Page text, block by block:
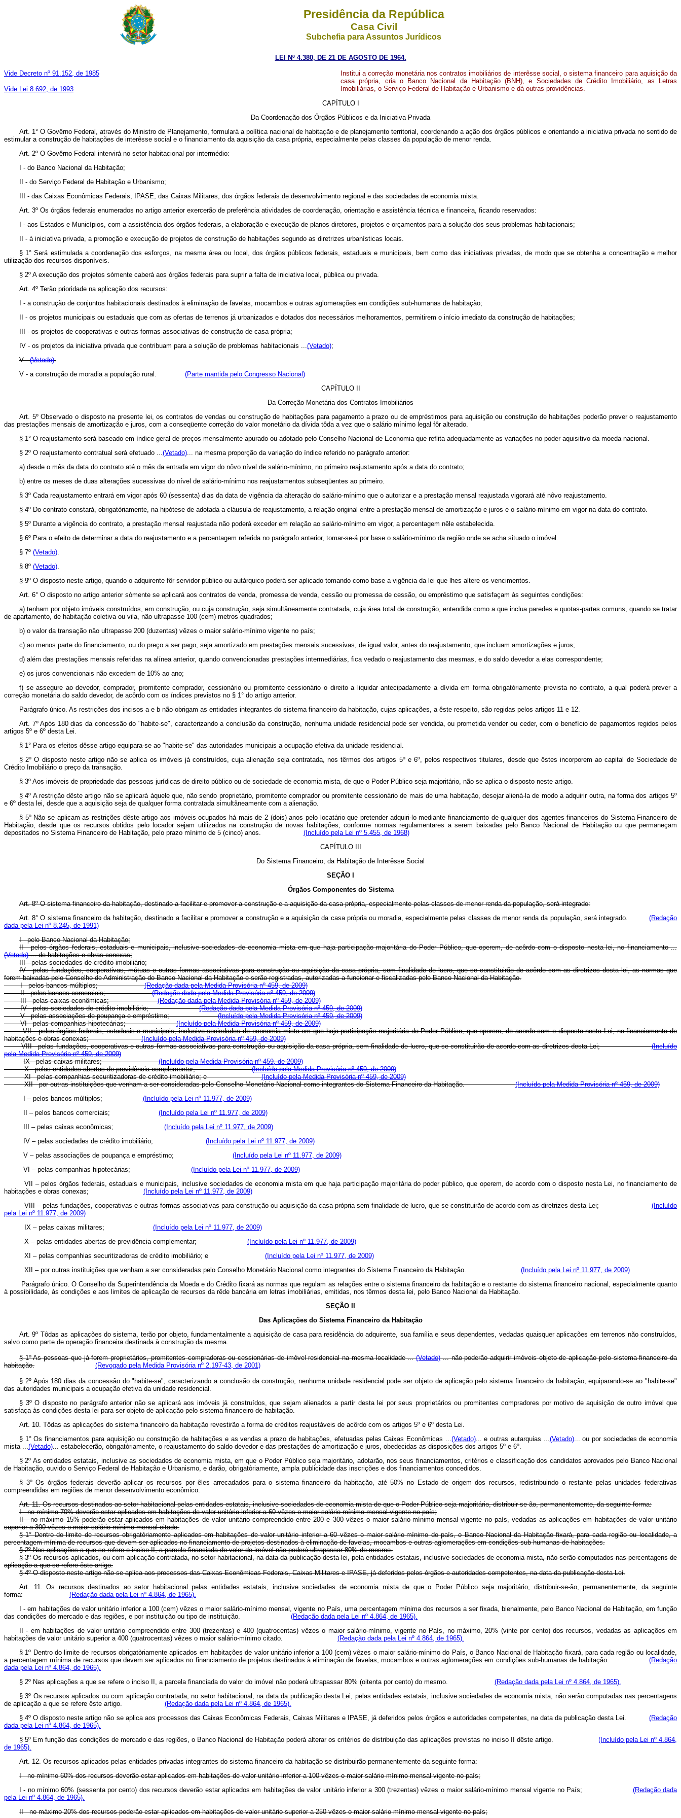
Presidência da República
Casa Civil
Subchefia para Assuntos Jurídicos
LEI Nº 4.380, DE 21 DE AGOSTO DE 1964.
Vide Decreto nº 91.152, de 1985
Vide Lei 8.692, de 1993
Institui a correção monetária nos contratos imobiliários de interêsse social, o sistema financeiro para aquisição da
casa própria, cria o Banco Nacional da Habitação (BNH), e Sociedades de Crédito Imobiliário, as Letras
Imobiliárias, o Serviço Federal de Habitação e Urbanismo e dá outras providências.
CAPÍTULO I
Da Coordenação dos Órgãos Públicos e da Iniciativa Privada
Art. 1° O Govêrno Federal, através do Ministro de Planejamento, formulará a política nacional de habitação e de planejamento territorial, coordenando a ação dos órgãos públicos e orientando a iniciativa privada no sentido de
estimular a construção de habitações de interêsse social e o financiamento da aquisição da casa própria, especialmente pelas classes da população de menor renda.
Art. 2º O Govêrno Federal intervirá no setor habitacional por intermédio:
I - do Banco Nacional da Habitação;
II - do Serviço Federal de Habitação e Urbanismo;
III - das Caixas Econômicas Federais, IPASE, das Caixas Militares, dos órgãos federais de desenvolvimento regional e das sociedades de economia mista.
Art. 3º Os órgãos federais enumerados no artigo anterior exercerão de preferência atividades de coordenação, orientação e assistência técnica e financeira, ficando reservados:
I - aos Estados e Municípios, com a assistência dos órgãos federais, a elaboração e execução de planos diretores, projetos e orçamentos para a solução dos seus problemas habitacionais;
II - à iniciativa privada, a promoção e execução de projetos de construção de habitações segundo as diretrizes urbanísticas locais.
§ 1° Será estimulada a coordenação dos esforços, na mesma área ou local, dos órgãos públicos federais, estaduais e municipais, bem como das iniciativas privadas, de modo que se obtenha a concentração e melhor
utilização dos recursos disponíveis.
§ 2º A execução dos projetos sòmente caberá aos órgãos federais para suprir a falta de iniciativa local, pública ou privada.
Art. 4º Terão prioridade na aplicação dos recursos:
I - a construção de conjuntos habitacionais destinados à eliminação de favelas, mocambos e outras aglomerações em condições sub-humanas de habitação;
II - os projetos municipais ou estaduais que com as ofertas de terrenos já urbanizados e dotados dos necessários melhoramentos, permitirem o início imediato da construção de habitações;
III - os projetos de cooperativas e outras formas associativas de construção de casa própria;
IV - os projetos da iniciativa privada que contribuam para a solução de problemas habitacionais ...(Vetado);
V -(Vetado).
V - a construção de moradia a população rural. (Parte mantida pelo Congresso Nacional)
CAPÍTULO II
Da Correção Monetária dos Contratos Imobiliários
Art. 5º Observado o disposto na presente lei, os contratos de vendas ou construção de habitações para pagamento a prazo ou de empréstimos para aquisição ou construção de habitações poderão prever o reajustamento
das prestações mensais de amortização e juros, com a conseqüente correção do valor monetário da dívida tôda a vez que o salário mínimo legal fôr alterado.
§ 1° O reajustamento será baseado em índice geral de preços mensalmente apurado ou adotado pelo Conselho Nacional de Economia que reflita adequadamente as variações no poder aquisitivo da moeda nacional.
§ 2º O reajustamento contratual será efetuado ...(Vetado)... na mesma proporção da variação do índice referido no parágrafo anterior:
a) desde o mês da data do contrato até o mês da entrada em vigor do nôvo nível de salário-mínimo, no primeiro reajustamento após a data do contrato;
b) entre os meses de duas alterações sucessivas do nível de salário-mínimo nos reajustamentos subseqüentes ao primeiro.
§ 3º Cada reajustamento entrará em vigor após 60 (sessenta) dias da data de vigência da alteração do salário-mínimo que o autorizar e a prestação mensal reajustada vigorará até nôvo reajustamento.
§ 4º Do contrato constará, obrigatòriamente, na hipótese de adotada a cláusula de reajustamento, a relação original entre a prestação mensal de amortização e juros e o salário-mínimo em vigor na data do contrato.
§ 5º Durante a vigência do contrato, a prestação mensal reajustada não poderá exceder em relação ao salário-mínimo em vigor, a percentagem nêle estabelecida.
§ 6º Para o efeito de determinar a data do reajustamento e a percentagem referida no parágrafo anterior, tomar-se-á por base o salário-mínimo da região onde se acha situado o imóvel.
§ 7º (Vetado).
§ 8º (Vetado).
§ 9º O disposto neste artigo, quando o adquirente fôr servidor público ou autárquico poderá ser aplicado tomando como base a vigência da lei que lhes altere os vencimentos.
Art. 6° O disposto no artigo anterior sòmente se aplicará aos contratos de venda, promessa de venda, cessão ou promessa de cessão, ou empréstimo que satisfaçam às seguintes condições:
a) tenham por objeto imóveis construídos, em construção, ou cuja construção, seja simultâneamente contratada, cuja área total de construção, entendida como a que inclua paredes e quotas-partes comuns, quando se tratar
de apartamento, de habitação coletiva ou vila, não ultrapasse 100 (cem) metros quadrados;
b) o valor da transação não ultrapasse 200 (duzentas) vêzes o maior salário-mínimo vigente no país;
c) ao menos parte do financiamento, ou do preço a ser pago, seja amortizado em prestações mensais sucessivas, de igual valor, antes do reajustamento, que incluam amortizações e juros;
d) além das prestações mensais referidas na alínea anterior, quando convencionadas prestações intermediárias, fica vedado o reajustamento das mesmas, e do saldo devedor a elas correspondente;
e) os juros convencionais não excedem de 10% ao ano;
f) se assegure ao devedor, comprador, promitente comprador, cessionário ou promitente cessionário o direito a liquidar antecipadamente a dívida em forma obrigatòriamente prevista no contrato, a qual poderá prever a
correção monetária do saldo devedor, de acôrdo com os índices previstos no § 1° do artigo anterior.
Parágrafo único. As restrições dos incisos a e b não obrigam as entidades integrantes do sistema financeiro da habitação, cujas aplicações, a êste respeito, são regidas pelos artigos 11 e 12.
Art. 7º Após 180 dias da concessão do "habite-se", caracterizando a conclusão da construção, nenhuma unidade residencial pode ser vendida, ou prometida vender ou ceder, com o benefício de pagamentos regidos pelos
artigos 5º e 6º desta Lei.
§ 1° Para os efeitos dêsse artigo equipara-se ao "habite-se" das autoridades municipais a ocupação efetiva da unidade residencial.
§ 2º O disposto neste artigo não se aplica os imóveis já construídos, cuja alienação seja contratada, nos têrmos dos artigos 5º e 6º, pelos respectivos titulares, desde que êstes incorporem ao capital de Sociedade de
Crédito Imobiliário o preço da transação.
§ 3º Aos imóveis de propriedade das pessoas jurídicas de direito público ou de sociedade de economia mista, de que o Poder Público seja majoritário, não se aplica o disposto neste artigo.
§ 4º A restrição dêste artigo não se aplicará àquele que, não sendo proprietário, promitente comprador ou promitente cessionário de mais de uma habitação, desejar aliená-la de modo a adquirir outra, na forma dos artigos 5º
e 6º desta lei, desde que a aquisição seja de qualquer forma contratada simultâneamente com a alienação.
§ 5º Não se aplicam as restrições dêste artigo aos imóveis ocupados há mais de 2 (dois) anos pelo locatário que pretender adquiri-lo mediante financiamento de qualquer dos agentes financeiros do Sistema Financeiro de
Habitação, desde que os recursos obtidos pelo locador sejam utilizados na construção de novas habitações, conforme normas regulamentares a serem baixadas pelo Banco Nacional de Habitação ou que permaneçam
depositados no Sistema Financeiro de Habitação, pelo prazo mínimo de 5 (cinco) anos. (Incluído pela Lei nº 5.455, de 1968)
CAPÍTULO III
Do Sistema Financeiro, da Habitação de Interêsse Social
SEÇÃO I
Órgãos Componentes do Sistema
Art. 8º O sistema financeiro da habitação, destinado a facilitar e promover a construção e a aquisição da casa própria, especialmente pelas classes de menor renda da população, será integrado:
Art. 8° O sistema financeiro da habitação, destinado a facilitar e promover a construção e a aquisição da casa própria ou moradia, especialmente pelas classes de menor renda da população, será integrado. (Redação
dada pela Lei nº 8.245, de 1991)
I - pelo Banco Nacional da Habitação;
II - pelos órgãos federais, estaduais e municipais, inclusive sociedades de economia mista em que haja participação majoritária do Poder Público, que operem, de acôrdo com o disposto nesta lei, no financiamento ...
(Vetado)... de habitações e obras conexas;
III - pelas sociedades de crédito imobiliário;
IV - pelas fundações, cooperativas, mútuas e outras formas associativas para construção ou aquisição da casa própria, sem finalidade de lucro, que se constituirão de acôrdo com as diretrizes desta lei, as normas que
forem baixadas pelo Conselho de Administração do Banco Nacional da Habitação e serão registradas, autorizadas a funcionar e fiscalizadas pelo Banco Nacional da Habitação.
I - pelos bancos múltiplos;(Redação dada pela Medida Provisória nº 459, de 2009)
II - pelos bancos comerciais;(Redação dada pela Medida Provisória nº 459, de 2009)
III - pelas caixas econômicas;(Redação dada pela Medida Provisória nº 459, de 2009)
IV - pelas sociedades de crédito imobiliário;(Redação dada pela Medida Provisória nº 459, de 2009)
V - pelas associações de poupança e empréstimo;(Incluído pela Medida Provisória nº 459, de 2009)
VI - pelas companhias hipotecárias;(Incluído pela Medida Provisória nº 459, de 2009)
VII - pelos órgãos federais, estaduais e municipais, inclusive sociedades de economia mista em que haja participação majoritária do Poder Público, que operem, de acordo com o disposto nesta Lei, no financiamento de
habitações e obras conexas;(Incluído pela Medida Provisória nº 459, de 2009)
VIII - pelas fundações, cooperativas e outras formas associativas para construção ou aquisição da casa própria, sem finalidade de lucro, que se constituirão de acordo com as diretrizes desta Lei;(Incluído
pela Medida Provisória nº 459, de 2009)
IX - pelas caixas militares;(Incluído pela Medida Provisória nº 459, de 2009)
X - pelas entidades abertas de previdência complementar;(Incluído pela Medida Provisória nº 459, de 2009)
XI - pelas companhias securitizadoras de crédito imobiliário; e(Incluído pela Medida Provisória nº 459, de 2009)
XII - por outras instituições que venham a ser consideradas pelo Conselho Monetário Nacional como integrantes do Sistema Financeiro da Habitação.(Incluído pela Medida Provisória nº 459, de 2009)
I – pelos bancos múltiplos; (Incluído pela Lei nº 11.977, de 2009)
II – pelos bancos comerciais; (Incluído pela Lei nº 11.977, de 2009)
III – pelas caixas econômicas; (Incluído pela Lei nº 11.977, de 2009)
IV – pelas sociedades de crédito imobiliário; (Incluído pela Lei nº 11.977, de 2009)
V – pelas associações de poupança e empréstimo; (Incluído pela Lei nº 11.977, de 2009)
VI – pelas companhias hipotecárias; (Incluído pela Lei nº 11.977, de 2009)
VII – pelos órgãos federais, estaduais e municipais, inclusive sociedades de economia mista em que haja participação majoritária do poder público, que operem, de acordo com o disposto nesta Lei, no financiamento de
habitações e obras conexas; (Incluído pela Lei nº 11.977, de 2009)
VIII – pelas fundações, cooperativas e outras formas associativas para construção ou aquisição da casa própria sem finalidade de lucro, que se constituirão de acordo com as diretrizes desta Lei; (Incluído
pela Lei nº 11.977, de 2009)
IX – pelas caixas militares; (Incluído pela Lei nº 11.977, de 2009)
X – pelas entidades abertas de previdência complementar; (Incluído pela Lei nº 11.977, de 2009)
XI – pelas companhias securitizadoras de crédito imobiliário; e
(Incluído pela Lei nº 11.977, de 2009)
XII – por outras instituições que venham a ser consideradas pelo Conselho Monetário Nacional como integrantes do Sistema Financeiro da Habitação. (Incluído pela Lei nº 11.977, de 2009)
Parágrafo único. O Conselho da Superintendência da Moeda e do Crédito fixará as normas que regulam as relações entre o sistema financeiro da habitação e o restante do sistema financeiro nacional, especialmente quanto
à possibilidade, às condições e aos limites de aplicação de recursos da rêde bancária em letras imobiliárias, emitidas, nos têrmos desta lei, pelo Banco Nacional da Habitação.
SEÇÃO II
Das Aplicações do Sistema Financeiro da Habitação
Art. 9º Tôdas as aplicações do sistema, terão por objeto, fundamentalmente a aquisição de casa para residência do adquirente, sua família e seus dependentes, vedadas quaisquer aplicações em terrenos não construídos,
salvo como parte de operação financeira destinada à construção da mesma.
§ 1º As pessoas que já forem proprietários, promitentes compradoras ou cessionárias de imóvel residencial na mesma localidade ...(Vetado)... não poderão adquirir imóveis objeto de aplicação pelo sistema financeiro da
habitação.
(Revogado pela Medida Provisória nº 2.197-43, de 2001)
§ 2º Após 180 dias da concessão do "habite-se", caracterizando a conclusão da construção, nenhuma unidade residencial pode ser objeto de aplicação pelo sistema financeiro da habitação, equiparando-se ao "habite-se"
das autoridades municipais a ocupação efetiva da unidade residencial.
§ 3º O disposto no parágrafo anterior não se aplicará aos imóveis já construídos, que sejam alienados a partir desta lei por seus proprietários ou promitentes compradores por motivo de aquisição de outro imóvel que
satisfaça às condições desta lei para ser objeto de aplicação pelo sistema financeiro de habitação.
Art. 10. Tôdas as aplicações do sistema financeiro da habitação revestirão a forma de créditos reajustáveis de acôrdo com os artigos 5º e 6º desta Lei.
§ 1° Os financiamentos para aquisição ou construção de habitações e as vendas a prazo de habitações, efetuadas pelas Caixas Econômicas ...(Vetado)... e outras autarquias ...(Vetado)... ou por sociedades de economia
mista ...(Vetado)... estabelecerão, obrigatòriamente, o reajustamento do saldo devedor e das prestações de amortização e juros, obedecidas as disposições dos artigos 5º e 6º.
§ 2º As entidades estatais, inclusive as sociedades de economia mista, em que o Poder Público seja majoritário, adotarão, nos seus financiamentos, critérios e classificação dos candidatos aprovados pelo Banco Nacional
de Habitação, ouvido o Serviço Federal de Habitação e Urbanismo, e darão, obrigatòriamente, ampla publicidade das inscrições e dos financiamentos concedidos.
§ 3º Os órgãos federais deverão aplicar os recursos por êles arrecadados para o sistema financeiro da habitação, até 50% no Estado de origem dos recursos, redistribuindo o restante pelas unidades federativas
compreendidas em regiões de menor desenvolvimento econômico.
Art. 11. Os recursos destinados ao setor habitacional pelas entidades estatais, inclusive sociedades de economia mista de que o Poder Público seja majoritário, distribuir-se-ão, permanentemente, da seguinte forma:
I - no mínimo 70% deverão estar aplicados em habitações de valor unitário inferior a 60 vêzes o maior salário-mínimo mensal vigente no país;
II - no máximo 15% poderão estar aplicados em habitações de valor unitário compreendido entre 200 e 300 vêzes o maior salário-mínimo mensal vigente no país, vedadas as aplicações em habitações de valor unitário
superior a 300 vêzes o maior salário-mínimo mensal citado.
§ 1° Dentro do limite de recursos obrigatòriamente aplicados em habitações de valor unitário inferior a 60 vêzes o maior salário-mínimo do país, o Banco Nacional da Habitação fixará, para cada região ou localidade, a
percentagem mínima de recursos que devem ser aplicados no financiamento de projetos destinados à eliminação de favelas, mocambos e outras aglomerações em condições sub-humanas de habitações.
§ 2º Nas aplicações a que se refere o inciso II, a parcela financiada do valor do imóvel não poderá ultrapassar 80% do mesmo.
§ 3º Os recursos aplicados, ou com aplicação contratada, no setor habitacional, na data da publicação desta lei, pela entidades estatais, inclusive sociedades de economia mista, não serão computados nas percentagens de
aplicação a que se refere êste artigo.
§ 4º O disposto neste artigo não se aplica aos processos das Caixas Econômicas Federais, Caixas Militares e IPASE, já deferidos pelos órgãos e autoridades competentes, na data da publicação desta Lei.
Art. 11. Os recursos destinados ao setor habitacional pelas entidades estatais, inclusive sociedades de economia mista de que o Poder Público seja majoritário, distribuir-se-ão, permanentemente, da seguinte
forma: (Redação dada pela Lei nº 4.864, de 1965).
I - em habitações de valor unitário inferior a 100 (cem) vêzes o maior salário-mínimo mensal, vigente no País, uma percentagem mínima dos recursos a ser fixada, bienalmente, pelo Banco Nacional de Habitação, em função
das condições do mercado e das regiões, e por instituição ou tipo de instituição. (Redação dada pela Lei nº 4.864, de 1965).
II - em habitações de valor unitário compreendido entre 300 (trezentas) e 400 (quatrocentas) vêzes o maior salário-mínimo, vigente no País, no máximo, 20% (vinte por cento) dos recursos, vedadas as aplicações em
habitações de valor unitário superior a 400 (quatrocentas) vêzes o maior salário-mínimo citado. (Redação dada pela Lei nº 4.864, de 1965).
§ 1º Dentro do limite de recursos obrigatòriamente aplicados em habitações de valor unitário inferior a 100 (cem) vêzes o maior salário-mínimo do País, o Banco Nacional de Habitação fixará, para cada região ou localidade,
a percentagem mínima de recursos que devem ser aplicados no financiamento de projetos destinados à eliminação de favelas, mocambos e outras aglomerações em condições sub-humanas de habitação. (Redação
dada pela Lei nº 4.864, de 1965).
§ 2º Nas aplicações a que se refere o inciso II, a parcela financiada do valor do imóvel não poderá ultrapassar 80% (oitenta por cento) do mesmo. (Redação dada pela Lei nº 4.864, de 1965).
§ 3º Os recursos aplicados ou com aplicação contratada, no setor habitacional, na data da publicação desta Lei, pelas entidades estatais, inclusive sociedades de economia mista, não serão computadas nas percentagens
de aplicação a que se refere êste artigo. (Redação dada pela Lei nº 4.864, de 1965).
§ 4º O disposto neste artigo não se aplica aos processos das Caixas Econômicas Federais, Caixas Militares e IPASE, já deferidos pelos órgãos e autoridades competentes, na data da publicação desta Lei. (Redação
dada pela Lei nº 4.864, de 1965).
§ 5º Em função das condições de mercado e das regiões, o Banco Nacional de Habitação poderá alterar os critérios de distribuição das aplicações previstas no inciso II dêste artigo. (Incluído pela Lei nº 4.864,
de 1965).
Art. 12. Os recursos aplicados pelas entidades privadas integrantes do sistema financeiro da habitação se distribuirão permanentemente da seguinte forma:
I - no mínimo 60% dos recursos deverão estar aplicados em habitações de valor unitário inferior a 100 vêzes o maior salário-mínimo mensal vigente no país;
I - no mínimo 60% (sessenta por cento) dos recursos deverão estar aplicados em habitações de valor unitário inferior a 300 (trezentas) vêzes o maior salário-mínimo mensal vigente no País; (Redação dada
pela Lei nº 4.864, de 1965).
II - no máximo 20% dos recursos poderão estar aplicados em habitações de valor unitário superior a 250 vêzes o maior salário-mínimo mensal vigente no país;